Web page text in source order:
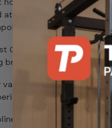
trampolinen renere
at beskytte hoppedug og
mest udsatte dele.
0,32 mm PE-materiale,
passere og
med vind.
og fastgøres